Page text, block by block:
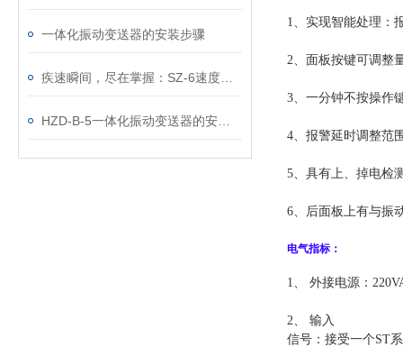
一体化振动变送器的安装步骤
1、实现智能处理：
2、面板按键可调整
3、一分钟不按操作
4、报警延时调整范
5、具有上、掉电检
6、后面板上有与振
电气指标：
1、 外接电源：
2、 输入
信号：接受一个ST